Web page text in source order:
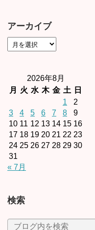
アーカイブ
2026年8月
月
火 水 木 金 土
日
1
2
3
4 5 6 7 8
9
10 11 12 13 14 15 16
17 18 19 20 21 22 23
24 25 26 27 28 29 30
31
« 7月
検索